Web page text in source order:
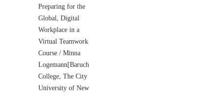
Preparing for the
Global, Digital
Workplace in a
Virtual Teamwork
Course / Minna
Logemann[Baruch
College, The City
University of New